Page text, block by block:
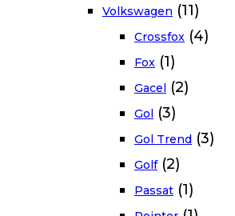
Volkswagen (11)
Crossfox (4)
Fox (1)
Gacel (2)
Gol (3)
Gol Trend (3)
Golf (2)
Passat (1)